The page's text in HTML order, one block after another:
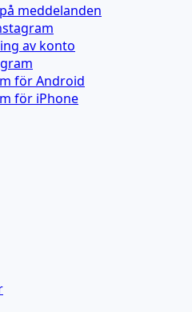
meddelanden
av konto
för Android
för iPhone